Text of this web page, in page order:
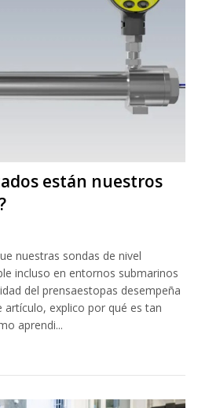
están nuestros
nuestras sondas de nivel
incluso en entornos submarinos
del prensaestopas desempeña
artículo, explico por qué es tan
aprendi...